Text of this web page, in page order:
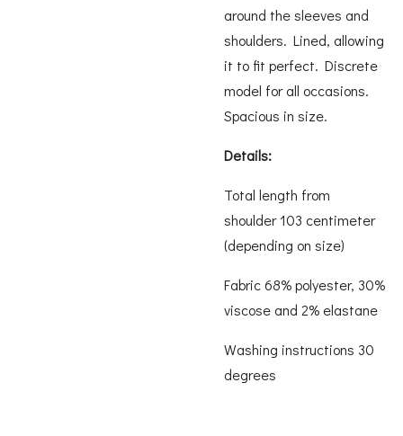
around the sleeves and
shoulders. Lined, allowing
it to fit perfect. Discrete
model for all occasions.
Spacious in size.
Details:
Total length from
shoulder 103 centimeter
(depending on size)
Fabric 68% polyester, 30%
viscose and 2% elastane
Washing instructions 30
degrees